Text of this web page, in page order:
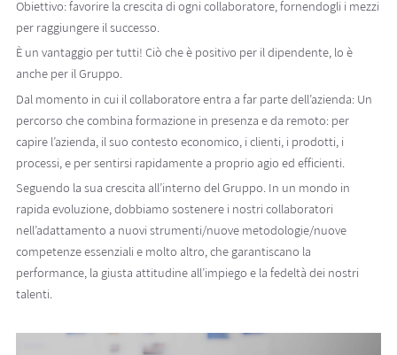
Obiettivo: favorire la crescita di ogni collaboratore, fornendogli i mezzi
per raggiungere il successo.
È un vantaggio per tutti! Ciò che è positivo per il dipendente, lo è
anche per il Gruppo.
Dal momento in cui il collaboratore entra a far parte dell’azienda: Un
percorso che combina formazione in presenza e da remoto: per
capire l’azienda, il suo contesto economico, i clienti, i prodotti, i
processi, e per sentirsi rapidamente a proprio agio ed efficienti.
Seguendo la sua crescita all’interno del Gruppo. In un mondo in
rapida evoluzione, dobbiamo sostenere i nostri collaboratori
nell’adattamento a nuovi strumenti/nuove metodologie/nuove
competenze essenziali e molto altro, che garantiscano la
performance, la giusta attitudine all’impiego e la fedeltà dei nostri
talenti.